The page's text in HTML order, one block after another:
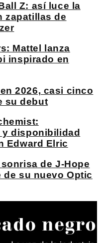
Z: así luce la
zapatillas de
Mattel lanza
inspirado en
2026, casi cinco
su debut
disponibilidad
Edward Elric
de J-Hope
de su nuevo Optic